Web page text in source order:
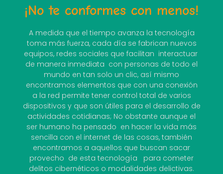
¡No te conformes con menos!
A medida que el tiempo avanza la tecnología
toma más fuerza, cada día se fabrican nuevos
equipos, redes sociales que facilitan interactuar
de manera inmediata con personas de todo el
mundo en tan solo un clic, así mismo
encontramos elementos que con una conexión
a la red permite tener control total de varios
dispositivos y que son útiles para el desarrollo de
actividades cotidianas; No obstante aunque el
ser humano ha pensado en hacer la vida más
sencilla con el internet de las cosas, también
encontramos a aquellos que buscan sacar
provecho de esta tecnología para cometer
delitos cibernéticos o modalidades delictivas.